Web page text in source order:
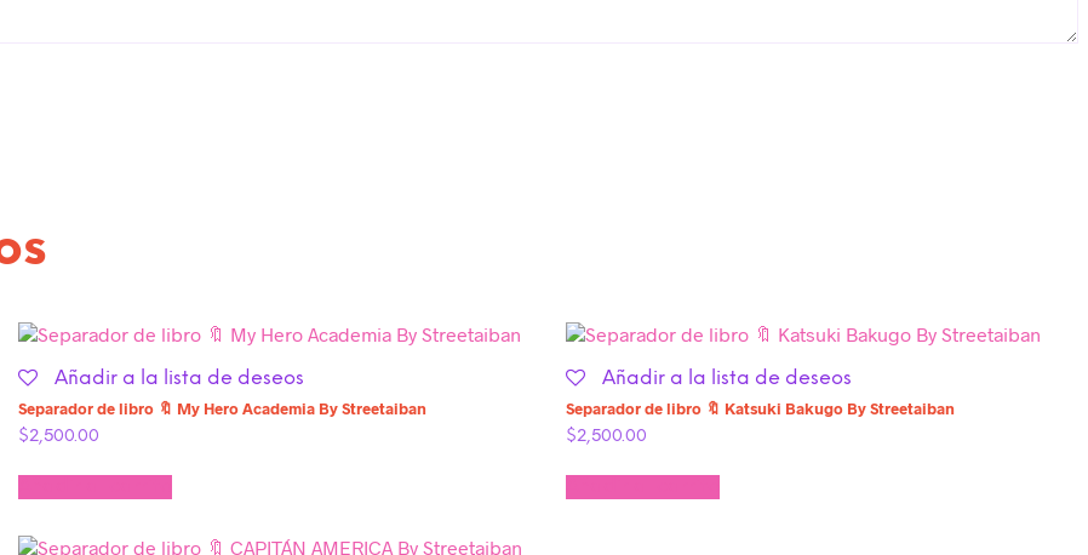
Añadir a la lista de deseos
Separador de libro 🔖 My Hero Academia By Streetaiban
$2,500.00
Añadir a la lista de deseos
Separador de libro 🔖 Katsuki Bakugo By Streetaiban
$2,500.00